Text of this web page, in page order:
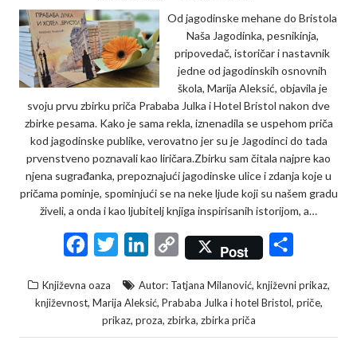
Od jagodinske mehane do Bristola
Naša Jagodinka, pesnikinja,
pripovedač, istoričar i nastavnik
jedne od jagodinskih osnovnih
škola, Marija Aleksić, objavila je
svoju prvu zbirku priča Prababa Julka i Hotel Bristol nakon dve
zbirke pesama. Kako je sama rekla, iznenadila se uspehom priča
kod jagodinske publike, verovatno jer su je Jagodinci do tada
prvenstveno poznavali kao liričara.Zbirku sam čitala najpre kao
njena sugrađanka, prepoznajući jagodinske ulice i zdanja koje u
pričama pominje, spominjući se na neke ljude koji su našem gradu
živeli, a onda i kao ljubitelj knjiga inspirisanih istorijom, a…
c
b
t
t
n
k
e
C
p
y
L
Post
a
e
Književna oaza Autor: Tatjana Milanović, književni prikaz,
književnost, Marija Aleksić, Prababa Julka i hotel Bristol, priče,
prikaz, proza, zbirka, zbirka priča